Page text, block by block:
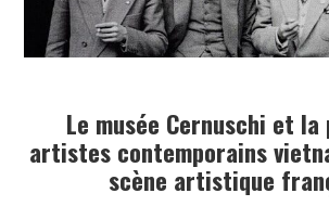
Le musée Cernuschi et la
artistes contemporains
scène artistique